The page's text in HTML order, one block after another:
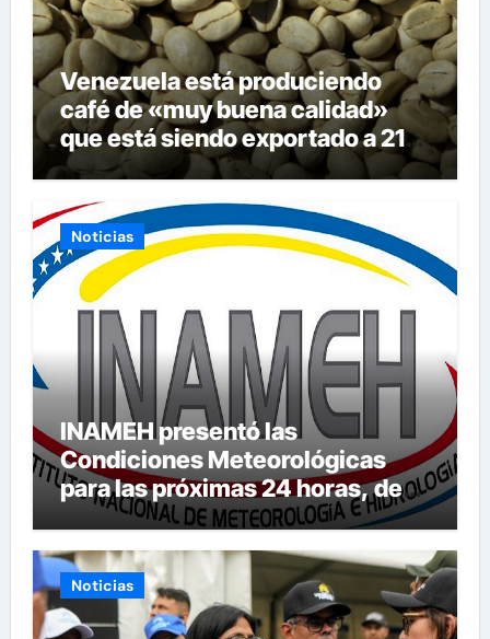
Venezuela está produciendo
café de «muy buena calidad»
que está siendo exportado a 21
países
Noticias
INAMEH presentó las
Condiciones Meteorológicas
para las próximas 24 horas, de
este jueves 6 de agosto 2026
Noticias